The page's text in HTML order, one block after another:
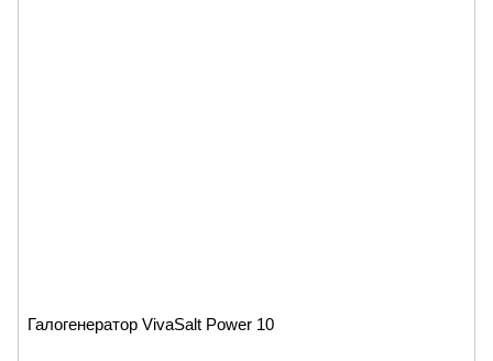
Галогенератор VivaSalt Power 10